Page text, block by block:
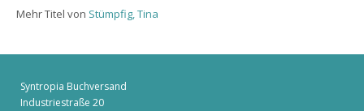
Mehr Titel von Stümpfig, Tina
Syntropia Buchversand
Industriestraße 20